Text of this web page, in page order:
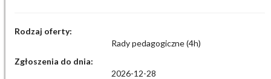
Rodzaj oferty:
Rady pedagogiczne (4h)
Zgłoszenia do dnia:
2026-12-28